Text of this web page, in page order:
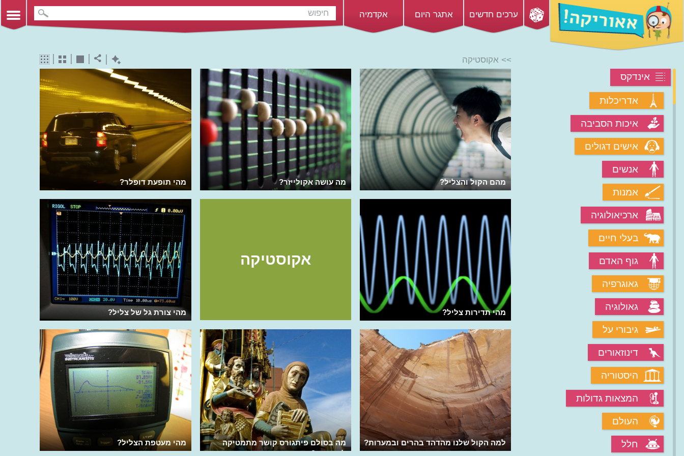
ערכים חדשים אתגר היום אקדמיה
אינדקס
אדריכלות
איכות הסביבה
אישים דגולים
אנשים
אמנות
ארכיאולוגיה
בעלי חיים
גוף האדם
גאוגרפיה
גאולוגיה
גיבורי על
דינוזאורים
היסטוריה
המצאות גדולות
העולם
חלל
>> אקוסטיקה
מהי תופעת דופלר? מה עושה אקולייזר? מהם הקול והצליל?
מהי צורת גל של צליל?
אקוסטיקה
מהי תדירות צליל?
מהי מעטפת הצליל?
מה בסולם פיתגורס קושר מתמטיקה
למוסיקה?
למה הקול שלנו מהדהד בהרים ובמערות?
למה אנחנו שומעים הד?
מהו רעש לבן?
מהו אוסצילוסקופ?